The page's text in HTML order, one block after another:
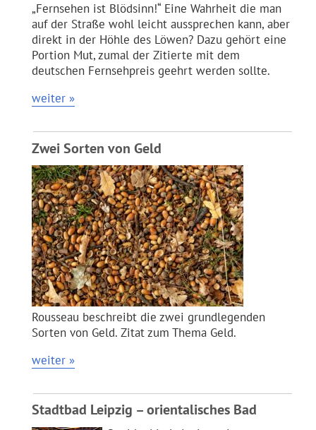
„Fernsehen ist Blödsinn!“ Eine Wahrheit die man
auf der Straße wohl leicht aussprechen kann, aber
direkt in der Höhle des Löwen? Dazu gehört eine
Portion Mut, zumal der Zitierte mit dem
deutschen Fernsehpreis geehrt werden sollte.
weiter »
Zwei Sorten von Geld
Rousseau beschreibt die zwei grundlegenden
Sorten von Geld. Zitat zum Thema Geld.
weiter »
Stadtbad Leipzig – orientalisches Bad